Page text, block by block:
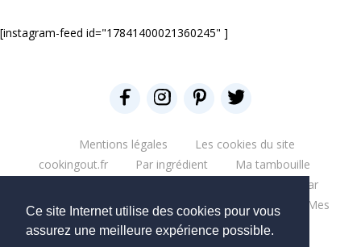
Ce site Internet utilise des cookies pour vous
assurez une meilleure expérience possible.
[instagram-feed id="17841400021360245" ]
Mentions légales
Les cookies du site
cookingout.fr
Par ingrédient
Ma tambouille
Par
ingrédient
Mes aventures
Mes
escapades
Que du blabla
Mes bouquins